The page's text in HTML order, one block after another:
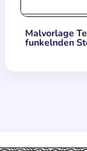
Malvorlage
funkelnden